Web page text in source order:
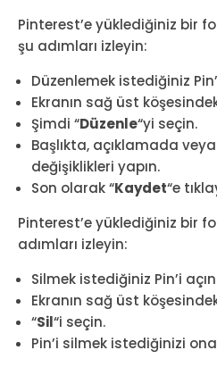
Pinterest’e yüklediğiniz bir
şu adımları izleyin:
Düzenlemek istediğiniz
Ekranın sağ üst
Şimdi “Düzenle“yi seçin.
Başlıkta, açıklamada
değişiklikleri yapın.
Son olarak “Kaydet“e
Pinterest’e yüklediğiniz bir
adımları izleyin:
Silmek istediğiniz Pin’i
Ekranın sağ üst
“Sil“i seçin.
Pin’i silmek istediğinizi